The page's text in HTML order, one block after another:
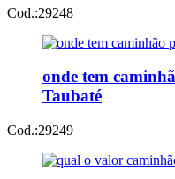
Cod.:29248
onde tem
Taubaté
Cod.:29249